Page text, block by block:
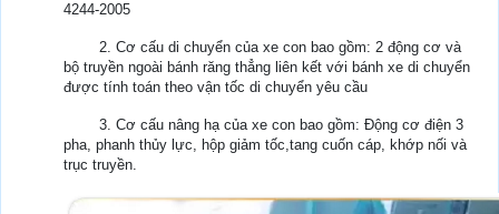
4244-2005
2. Cơ cấu di chuyển của xe con bao gồm: 2 động cơ và
bộ truyền ngoài bánh răng thẳng liên kết với bánh xe di chuyển
được tính toán theo vận tốc di chuyển yêu cầu
3. Cơ cấu nâng hạ của xe con bao gồm: Động cơ điện 3
pha, phanh thủy lực, hộp giảm tốc,tang cuốn cáp, khớp nối và
trục truyền.